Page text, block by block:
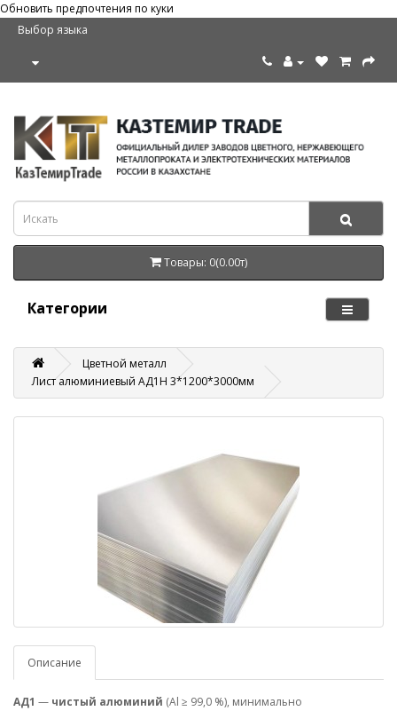
Обновить предпочтения по куки
Выбор языка
Товары: 0(0.00т)
Категории
Цветной металл
Лист алюминиевый АД1Н 3*1200*3000мм
Описание
АД1 — чистый алюминий (Al ≥ 99,0 %), минимально